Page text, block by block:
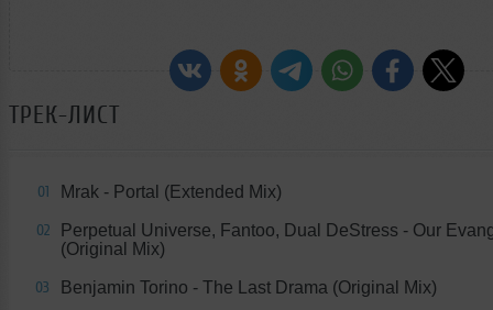
ТРЕК-ЛИСТ
01 Mrak - Portal (Extended Mix)
02
Perpetual Universe, Fantoo, Dual DeStress - Our
(Original Mix)
03 Benjamin Torino - The Last Drama (Original Mix)